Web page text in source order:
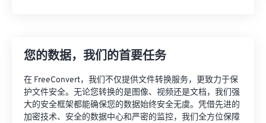
您的数据，我们的首要任务
在 FreeConvert，我们不仅提供文件转换服务，更致力于保
护文件安全。无论您转换的是图像、视频还是文档，我们强
大的安全框架都能确保您的数据始终安全无虞。凭借先进的
加密技术、安全的数据中心和严密的监控，我们全方位保障